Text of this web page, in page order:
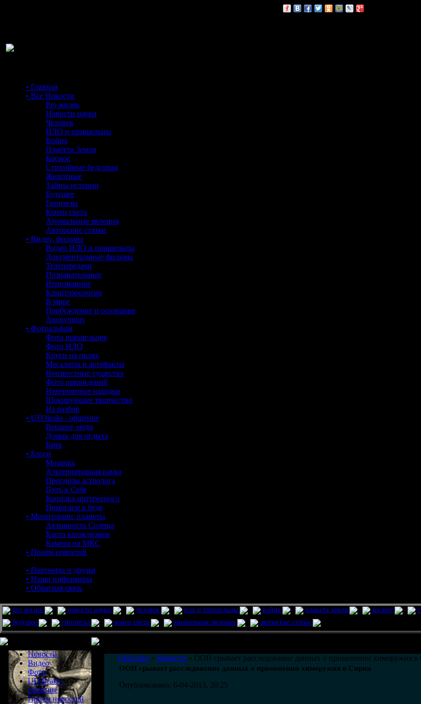
• Главная
• Все Новости
Pro жизнь
Новости науки
Человек
НЛО и пришельцы
Война
Планета Земля
Космос
Стихийные бедствия
Животные
Тайны истории
Будущее
Гипотезы
Конец света
Аномальные явления
Авторские статьи
• Видео, фильмы
Видео НЛО и пришельцы
Документальные фильмы
Телепередачи
Познавательные
Непознанное
Криптозоология
В мире
Пробуждение и осознание
Anonymous
• Фотоальбом
Фото пришельцев
Фото НЛО
Круги на полях
Мегалиты и артефакты
Неизвестные существа
Фото привидений
Невероятные находки
Шокирующее творчество
На разбор
• UFOleaks - общение
Вещают люди
Домик для отдыха
Баня
• Блоги
Мозаика
Альтернативная наука
Прогнозы астролога
Путь к Себе
Копилка интересного
Помогаем в беде
• Мониторинг планеты
Активность Солнца
Карта катаклизмов
Камера на МКС
• Прием новостей
• Партнеры и друзья
• Наши информеры
• Обратная связь
pro жизнь новости науки человек нло и пришельцы война планета земля космос
будущее
гипотезы конец света аномальные явления авторские статьи
Новости
Видео
Фото
UFOleaks -
общение
Прием новостей
UfoLeaks » Новости » ООН срывает расследование данных о применении химоружия
ООН срывает расследование данных о применении химоружия в Сирии
Опубликовано: 6-04-2013, 20:25